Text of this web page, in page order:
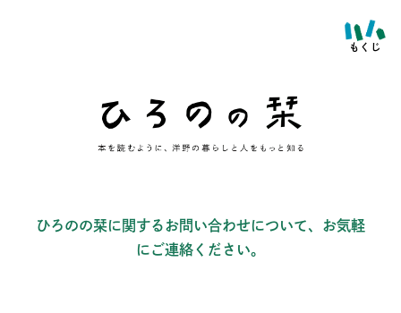
ひろのの栞に関するお問い合わせについて、お気軽
にご連絡ください。